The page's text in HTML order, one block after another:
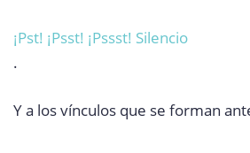
¡Pst! ¡Psst! ¡Pssst! Silencio
.
Y a los vínculos que se forman